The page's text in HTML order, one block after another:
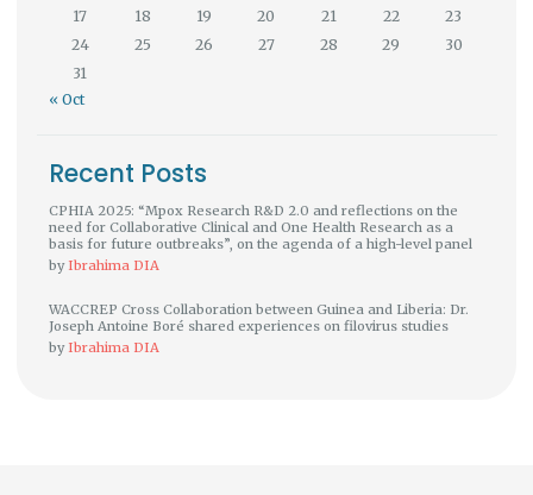
17
18 19 20 21 22
23
24
25 26 27 28 29
30
31
« Oct
Recent Posts
CPHIA 2025: “Mpox Research R&D 2.0 and reflections on the
need for Collaborative Clinical and One Health Research as a
basis for future outbreaks”, on the agenda of a high-level panel
by Ibrahima DIA
WACCREP Cross Collaboration between Guinea and Liberia: Dr.
Joseph Antoine Boré shared experiences on filovirus studies
by Ibrahima DIA